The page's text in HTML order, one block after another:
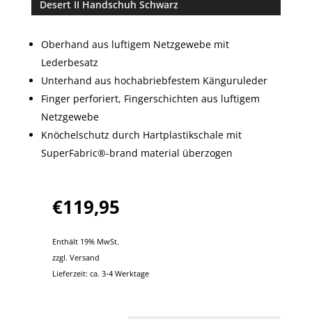
von 5,
nd auf
Kunden
ng
Desert II Handschuh Schwarz
Oberhand aus luftigem Netzgewebe mit
Lederbesatz
Unterhand aus hochabriebfestem Känguruleder
Finger perforiert, Fingerschichten aus luftigem
Netzgewebe
Knöchelschutz durch Hartplastikschale mit
SuperFabric®-brand material überzogen
€119,95
Enthält 19% MwSt.
zzgl. Versand
Lieferzeit: ca. 3-4 Werktage